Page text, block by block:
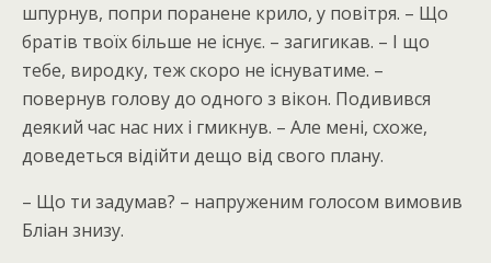
шпурнув, попри поранене крило, у повітря. – Що
братів твоїх більше не існує. – загигикав. – І що
тебе, виродку, теж скоро не існуватиме. –
повернув голову до одного з вікон. Подивився
деякий час нас них і гмикнув. – Але мені, схоже,
доведеться відійти дещо від свого плану.
– Що ти задумав? – напруженим голосом вимовив
Бліан знизу.